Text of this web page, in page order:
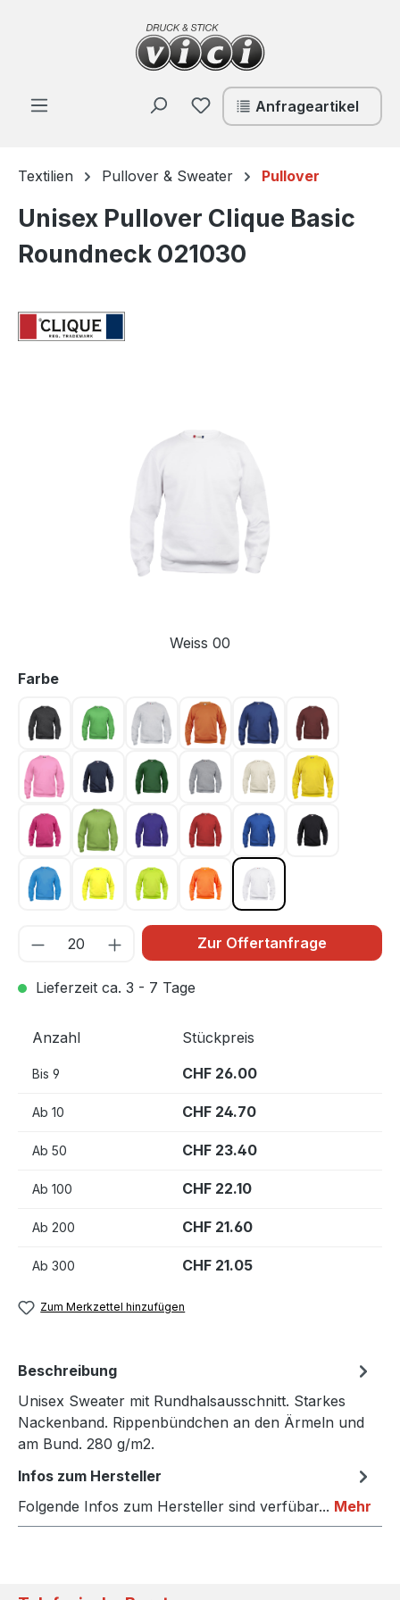
Zum Hauptinhalt springen
Du hast 0 Produkte auf
Anfrageartikel
Textilien Pullover & Sweater Pullover
Unisex Pullover Clique Basic
Roundneck 021030
Weiss 00
Farbeauswählen
Anthrazit meliert 955
Apfelgrün 605
Ash 92 Blood orange 18
Blue 56 Bordeaux 38
Bright Pink 250
Dunkel Marine 580
Flaschengrün 68
Graumeliert 95
Hellkhaki 815Jaune 10
Kirsche 300Light green 67
Lila 44 Rot 35 Royal Blau 55Schwarz 99
Türkis 54Warnschutz Gelb 11
Warnschutz Grün 600
Warnschutz Orange 170
Weiss 00
Zur Offertanfrage
Lieferzeit ca. 3 - 7 Tage
Anzahl Stückpreis
Bis 9 CHF 26.00
Ab 10 CHF 24.70
Ab 50 CHF 23.40
Ab 100 CHF 22.10
Ab 200 CHF 21.60
Ab 300 CHF 21.05
Zum Merkzettel hinzufügen
Beschreibung
Unisex Sweater mit Rundhalsausschnitt. Starkes
Nackenband. Rippenbündchen an den Ärmeln und
am Bund. 280 g/m2.
Infos zum Hersteller
Folgende Infos zum Hersteller sind verfübar... Mehr